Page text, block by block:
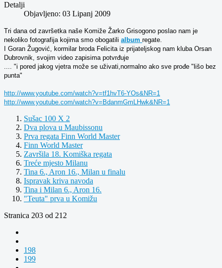
Detalji
Objavljeno: 03 Lipanj 2009
Tri dana od završetka naše Komiže Žarko Grisogono poslao nam je
nekoliko fotografija kojima smo obogatili album regate.
I Goran Žugović, kormilar broda Felicita iz prijateljskog nam kluba Orsan
Dubrovnik, svojim video zapisima potvrđuje
.... "i pored jakog vjetra može se uživati,normalno ako sve prođe "lišo bez
punta"
http://www.youtube.com/watch?v=tf1hvT6-YOs&NR=1
http://www.youtube.com/watch?v=BdanmGmLHwk&NR=1
Sušac 100 X 2
Dva plova u Maubissonu
Prva regata Finn World Master
Finn World Master
Završila 18. Komiška regata
Treće mjesto Milanu
Tina 6., Aron 16., Milan u finalu
Ispravak kriva navoda
Tina i Milan 6., Aron 16.
"Teuta" prva u Komižu
Stranica 203 od 212
198
199